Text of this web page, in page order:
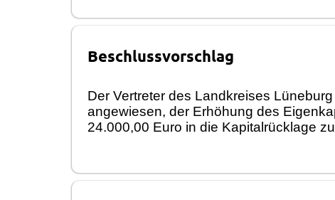
Beschlussvorschlag
Der Vertreter des Landkreises
angewiesen, der Erhöhung des
24.000,00 Euro in die Kapitalrücklage